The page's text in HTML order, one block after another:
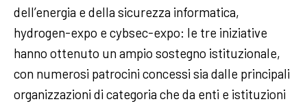
dell’energia e della sicurezza informatica,
hydrogen-expo e cybsec-expo: le tre iniziative
hanno ottenuto un ampio sostegno istituzionale,
con numerosi patrocini concessi sia dalle principali
organizzazioni di categoria che da enti e istituzioni